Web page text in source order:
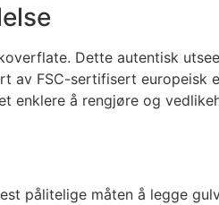
Dette autentisk
av FSC-sertifisert europeisk
enklere å rengjøre og
pålitelige måten å legge